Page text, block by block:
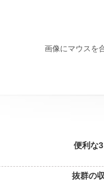
画像にマウスを
便利な
抜群の